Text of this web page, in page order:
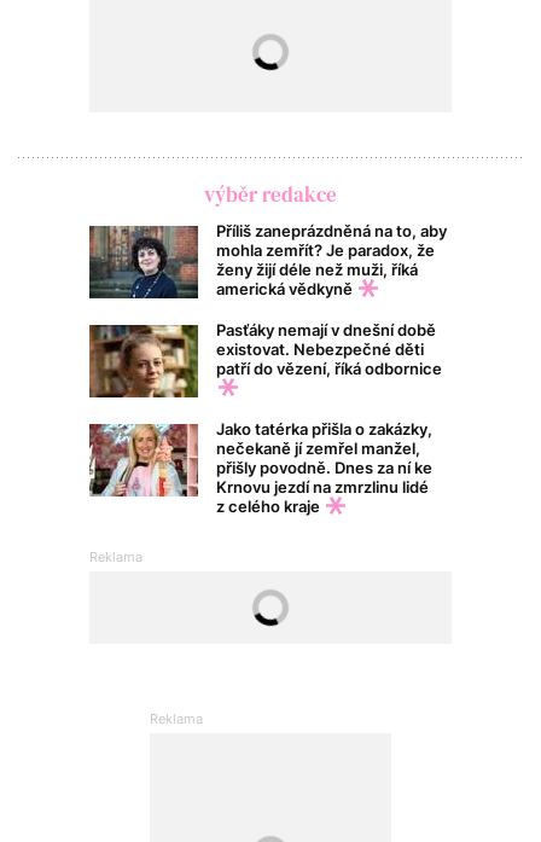
výběr redakce
Příliš zaneprázdněná na to, aby
mohla zemřít? Je paradox, že
ženy žijí déle než muži, říká
americká vědkyně
Pasťáky nemají v dnešní době
existovat. Nebezpečné děti
patří do vězení, říká odbornice
Jako tatérka přišla o zakázky,
nečekaně jí zemřel manžel,
přišly povodně. Dnes za ní ke
Krnovu jezdí na zmrzlinu lidé
z celého kraje